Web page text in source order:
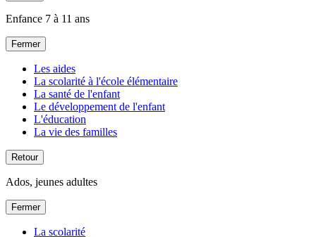
Enfance 7 à 11 ans
Fermer
Les aides
La scolarité à l'école élémentaire
La santé de l'enfant
Le développement de l'enfant
L'éducation
La vie des familles
Retour
Ados, jeunes adultes
Fermer
La scolarité